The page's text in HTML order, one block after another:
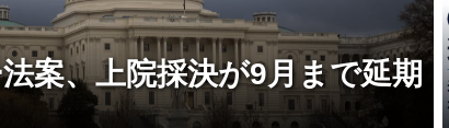
案、上院採決が9月まで延期